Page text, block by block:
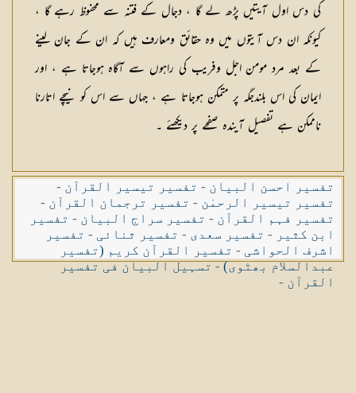
کی دس اول آیتیں پڑھ لے گا ، دجال کے فتنہ سے محفوظ رہے گا ،
کیونکہ ان دس آیتوں میں وہ حقائق ومعارف ہیں کہ ان کے جان لینے
کے بعد مرد مومن اجل وفریب کی راہوں سے آگاہ ہوجاتا ہے ، اور
ایمان کی اس بلندجگہ پر متمکن ہوجاتا ہے ، جہاں سے اس کو نیچے اتارنا
ناممکن ہے تفصیل آیندہ صفحے پر دیکھئے ۔
تفسیر احسن البیان - تفسیر تیسیر القرآن -
تفسیر تیسیر الرحمٰن - تفسیر ترجمان القرآن -
تفسیر فہم القرآن - تفسیر سراج البیان - تفسیر
ابن کثیر - تفسیر سعدی - تفسیر ثنائی - تفسیر
اشرف الحواشی - تفسیر القرآن کریم (تفسیر
عبدالسلام بھٹوی)-تسہیل البیان فی تفسیر
القرآن -